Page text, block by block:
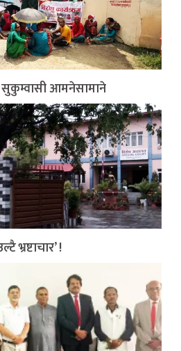
आमनेसामाने
भ्रष्टाचार’ !